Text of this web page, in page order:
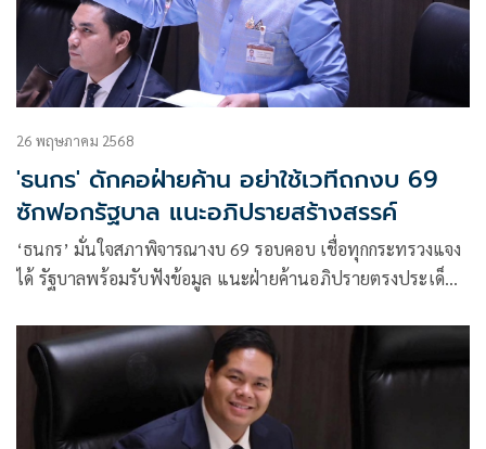
26 พฤษภาคม 2568
'ธนกร' ดักคอฝ่ายค้าน อย่าใช้เวทีถกงบ 69
ซักฟอกรัฐบาล แนะอภิปรายสร้างสรรค์
‘ธนกร’ มั่นใจสภาพิจารณางบ 69 รอบคอบ เชื่อทุกกระทรวงแจง
ได้ รัฐบาลพร้อมรับฟังข้อมูล แนะฝ่ายค้านอภิปรายตรงประเด็น